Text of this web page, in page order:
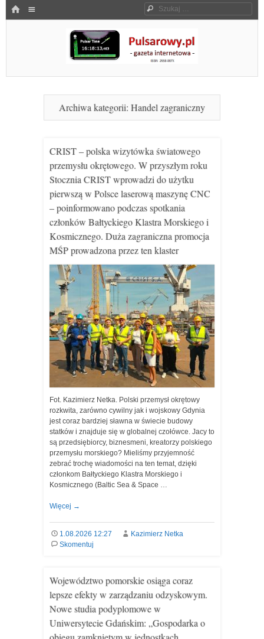
HOME Szukaj
Pulsarowy.pl
Archiwa kategorii: Handel zagraniczny
CRIST – polska wizytówka światowego
przemysłu okrętowego. W przyszłym roku
Stocznia CRIST wprowadzi do użytku
pierwszą w Polsce laserową maszynę CNC
– poinformowano podczas spotkania
członków Bałtyckiego Klastra Morskiego i
Kosmicznego. Duża zagraniczna promocja
MŚP prowadzona przez ten klaster
Fot. Kazimierz Netka. Polski przemysł okrętowy
rozkwita, zarówno cywilny jak i wojskowy Gdynia
jest coraz bardziej sławna w świecie budowy
statków i znajduje się w globalnej czołówce. Jacy to
są przedsiębiorcy, biznesmeni, kreatorzy polskiego
przemysłu morskiego? Mieliśmy przyjemność
zebrać trochę wiadomości na ten temat, dzięki
członkom Bałtyckiego Klastra Morskiego i
Kosmicznego (Baltic Sea & Space …
Więcej →
1.08.2026 12:27
Kazimierz Netka
Skomentuj
Województwo pomorskie osiąga coraz
lepsze efekty w zarządzaniu odzyskowym.
Nowe studia podyplomowe w
Uniwersytecie Gdańskim: „Gospodarka o